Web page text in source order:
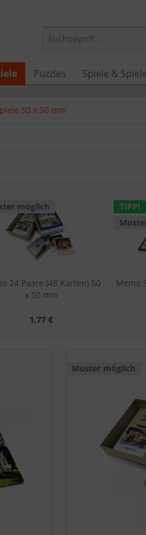
Puzzles Spiele &
50 x 50 mm
möglich
24 Paare (48 Karten) 50
x 50 mm
1,77 €
TIPP!
Memo
Muster möglich